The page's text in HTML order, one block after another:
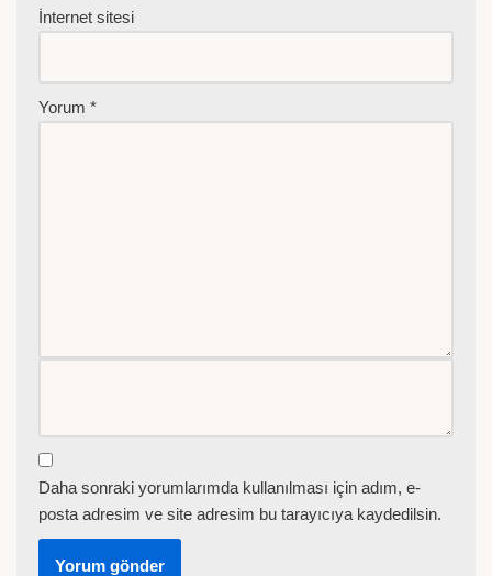
İnternet sitesi
Yorum *
Daha sonraki yorumlarımda kullanılması için adım, e-
posta adresim ve site adresim bu tarayıcıya kaydedilsin.